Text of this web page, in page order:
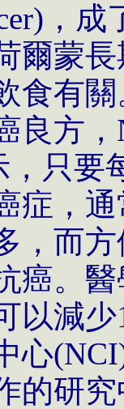
，
爾蒙
食有
良方，
只要
症，
，而
癌。
以減
心
的研